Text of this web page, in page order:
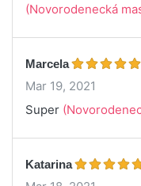
(Novorodenecká
Marcela
Mar 19, 2021
Super
Katarina